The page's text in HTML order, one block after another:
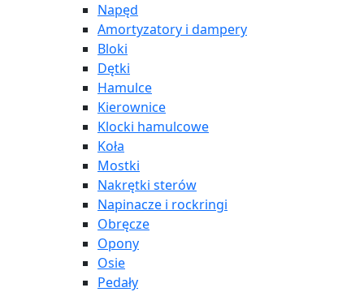
Napęd
Amortyzatory i dampery
Bloki
Dętki
Hamulce
Kierownice
Klocki hamulcowe
Koła
Mostki
Nakrętki sterów
Napinacze i rockringi
Obręcze
Opony
Osie
Pedały